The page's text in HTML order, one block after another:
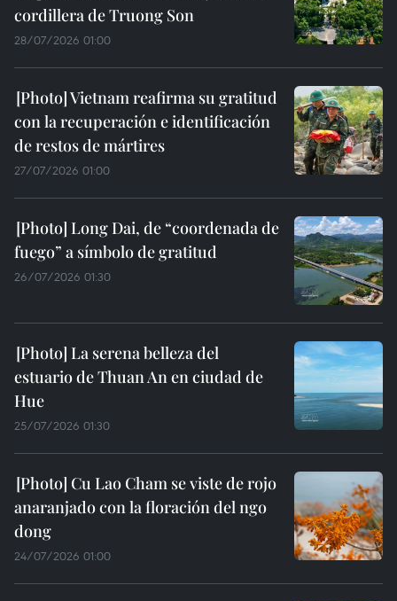
cordillera de Truong Son
28/07/2026 01:00
Vietnam reafirma su gratitud
con la recuperación e identificación
de restos de mártires
27/07/2026 01:00
Long Dai, de “coordenada de
fuego” a símbolo de gratitud
26/07/2026 01:30
La serena belleza del
estuario de Thuan An en ciudad de
Hue
25/07/2026 01:30
Cu Lao Cham se viste de rojo
anaranjado con la floración del ngo
dong
24/07/2026 01:00